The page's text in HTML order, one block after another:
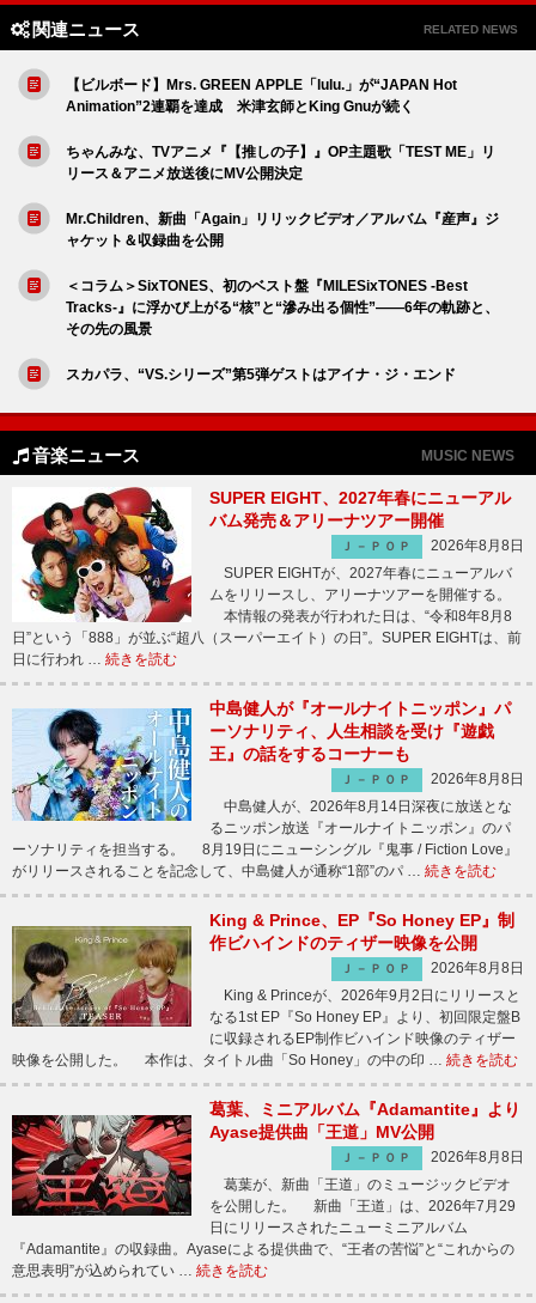
関連ニュース RELATED NEWS
【ビルボード】Mrs. GREEN APPLE「lulu.」が“JAPAN Hot
Animation”2連覇を達成 米津玄師とKing Gnuが続く
ちゃんみな、TVアニメ『【推しの子】』OP主題歌「TEST ME」リ
リース＆アニメ放送後にMV公開決定
Mr.Children、新曲「Again」リリックビデオ／アルバム『産声』ジ
ャケット＆収録曲を公開
＜コラム＞SixTONES、初のベスト盤『MILESixTONES -Best
Tracks-』に浮かび上がる“核”と“滲み出る個性”――6年の軌跡と、
その先の風景
スカパラ、“VS.シリーズ”第5弾ゲストはアイナ・ジ・エンド
音楽ニュース MUSIC NEWS
SUPER EIGHT、2027年春にニューアル
バム発売＆アリーナツアー開催
Ｊ－ＰＯＰ
2026年8月8日
SUPER EIGHTが、2027年春にニューアルバ
ムをリリースし、アリーナツアーを開催する。
本情報の発表が行われた日は、“令和8年8月8
日”という「888」が並ぶ“超八（スーパーエイト）の日”。SUPER EIGHTは、前
日に行われ … 続きを読む
中島健人が『オールナイトニッポン』パ
ーソナリティ、人生相談を受け『遊戯
王』の話をするコーナーも
Ｊ－ＰＯＰ
2026年8月8日
中島健人が、2026年8月14日深夜に放送とな
るニッポン放送『オールナイトニッポン』のパ
ーソナリティを担当する。 8月19日にニューシングル『鬼事 / Fiction Love』
がリリースされることを記念して、中島健人が通称“1部”のパ … 続きを読む
King & Prince、EP『So Honey EP』制
作ビハインドのティザー映像を公開
Ｊ－ＰＯＰ
2026年8月8日
King & Princeが、2026年9月2日にリリースと
なる1st EP『So Honey EP』より、初回限定盤B
に収録されるEP制作ビハインド映像のティザー
映像を公開した。 本作は、タイトル曲「So Honey」の中の印 … 続きを読む
葛葉、ミニアルバム『Adamantite』より
Ayase提供曲「王道」MV公開
Ｊ－ＰＯＰ
2026年8月8日
葛葉が、新曲「王道」のミュージックビデオ
を公開した。 新曲「王道」は、2026年7月29
日にリリースされたニューミニアルバム
『Adamantite』の収録曲。Ayaseによる提供曲で、“王者の苦悩”と“これからの
意思表明”が込められてい … 続きを読む